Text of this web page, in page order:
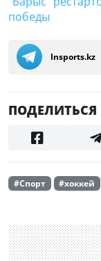
победы
Insports.kz
ПОДЕЛИТЬСЯ
#Спорт #хоккей